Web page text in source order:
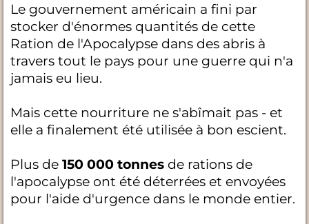
Le gouvernement américain a fini par
stocker d'énormes quantités de cette
Ration de l'Apocalypse dans des abris à
travers tout le pays pour une guerre qui n'a
jamais eu lieu.
Mais cette nourriture ne s'abîmait pas - et
elle a finalement été utilisée à bon escient.
Plus de 150 000 tonnes de rations de
l'apocalypse ont été déterrées et envoyées
pour l'aide d'urgence dans le monde entier.